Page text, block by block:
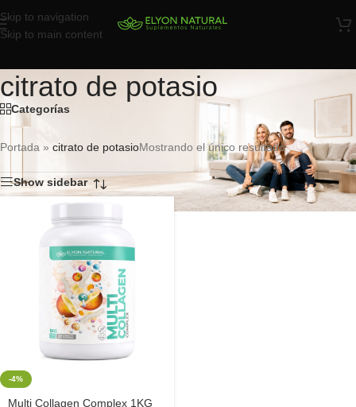
Skip to navigation
Skip to main content
citrato de potasio
Categorías
Portada » citrato de potasioMostrando el único resultado
Show sidebar
-4%
Multi Collagen Complex 1KG